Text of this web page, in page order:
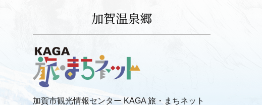
加賀温泉郷
加賀市観光情報センター KAGA 旅・まちネット